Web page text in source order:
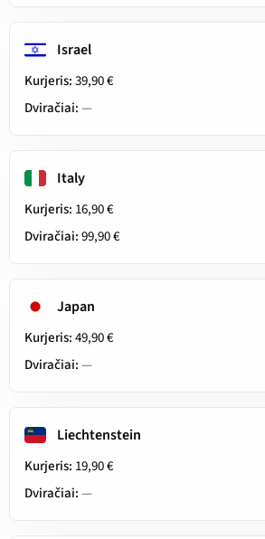
Israel
Kurjeris:39,90 €
Dviračiai:—
Italy
Kurjeris: 16,90 €
Dviračiai:99,90 €
Japan
Kurjeris:49,90 €
Dviračiai:—
Liechtenstein
Kurjeris: 19,90 €
Dviračiai:—